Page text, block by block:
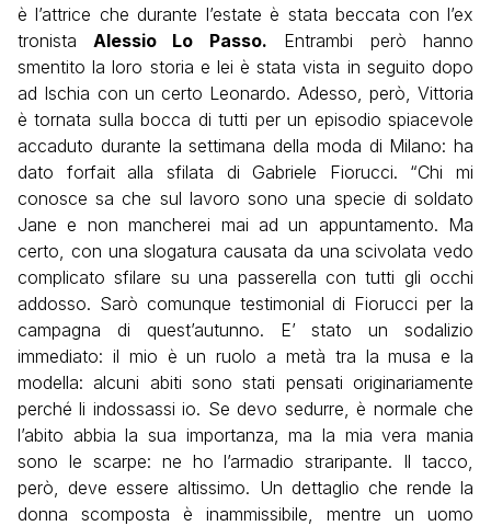
è l’attrice che durante l’estate è stata beccata con l’ex
tronista Alessio Lo Passo. Entrambi però hanno
smentito la loro storia e lei è stata vista in seguito dopo
ad Ischia con un certo Leonardo. Adesso, però, Vittoria
è tornata sulla bocca di tutti per un episodio spiacevole
accaduto durante la settimana della moda di Milano: ha
dato forfait alla sfilata di Gabriele Fiorucci. “Chi mi
conosce sa che sul lavoro sono una specie di soldato
Jane e non mancherei mai ad un appuntamento. Ma
certo, con una slogatura causata da una scivolata vedo
complicato sfilare su una passerella con tutti gli occhi
addosso. Sarò comunque testimonial di Fiorucci per la
campagna di quest’autunno. E’ stato un sodalizio
immediato: il mio è un ruolo a metà tra la musa e la
modella: alcuni abiti sono stati pensati originariamente
perché li indossassi io. Se devo sedurre, è normale che
l’abito abbia la sua importanza, ma la mia vera mania
sono le scarpe: ne ho l’armadio straripante. Il tacco,
però, deve essere altissimo. Un dettaglio che rende la
donna scomposta è inammissibile, mentre un uomo